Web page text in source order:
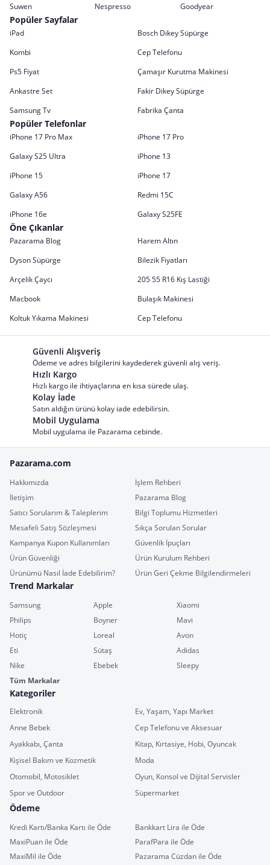
Suwen Nespresso Goodyear
Popüler Sayfalar
iPad
Bosch Dikey Süpürge
Kombi
Cep Telefonu
Ps5 Fiyat
Çamaşır Kurutma Makinesi
Ankastre Set
Fakir Dikey Süpürge
Samsung Tv
Fabrika Çanta
Popüler Telefonlar
iPhone 17 Pro Max
iPhone 17 Pro
Galaxy S25 Ultra
iPhone 13
iPhone 15
iPhone 17
Galaxy A56
Redmi 15C
iPhone 16e
Galaxy S25FE
Öne Çıkanlar
Pazarama Blog
Harem Altın
Dyson Süpürge
Bilezik Fiyatları
Arçelik Çaycı
205 55 R16 Kış Lastiği
Macbook
Bulaşık Makinesi
Koltuk Yıkama Makinesi
Cep Telefonu
Güvenli Alışveriş
Ödeme ve adres bilgilerini kaydederek güvenli alış veriş.
Hızlı Kargo
Hızlı kargo ile ihtiyaçlarına en kısa sürede ulaş.
Kolay İade
Satın aldığın ürünü kolay iade edebilirsin.
Mobil Uygulama
Mobil uygulama ile Pazarama cebinde.
Pazarama.com
Hakkımızda
İşlem Rehberi
İletişim
Pazarama Blog
Satıcı Sorularım & Taleplerim
Bilgi Toplumu Hizmetleri
Mesafeli Satış Sözleşmesi
Sıkça Sorulan Sorular
Kampanya Kupon Kullanımları
Güvenlik İpuçları
Ürün Güvenliği
Ürün Kurulum Rehberi
Ürünümü Nasıl İade Edebilirim?
Ürün Geri Çekme Bilgilendirmeleri
Trend Markalar
Samsung Apple
Xiaomi
Philips
Boyner
Mavi
Hotiç
Loreal
Avon
Eti
Sütaş
Adidas
Nike
Ebebek
Sleepy
Tüm Markalar
Kategoriler
Elektronik
Ev, Yaşam, Yapı Market
Anne Bebek
Cep Telefonu ve Aksesuar
Ayakkabı, Çanta
Kitap, Kırtasiye, Hobi, Oyuncak
Kişisel Bakım ve Kozmetik
Moda
Otomobil, Motosiklet
Oyun, Konsol ve Dijital Servisler
Spor ve Outdoor
Süpermarket
Ödeme
Kredi Kartı/Banka Kartı ile Öde
Bankkart Lira ile Öde
MaxiPuan ile Öde
ParafPara ile Öde
MaxiMil ile Öde
Pazarama Cüzdan ile Öde